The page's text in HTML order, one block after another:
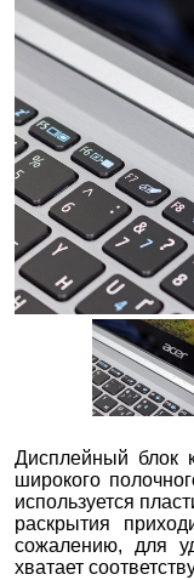
Дисплейный блок
широкого
используется
раскрытия
сожалению, для
хватает